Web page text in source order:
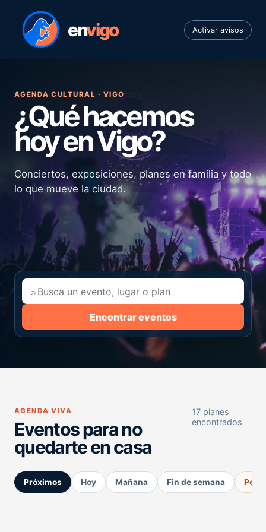
envigo Activar avisos
AGENDA CULTURAL · VIGO
¿Qué hacemos
hoy en Vigo?
Conciertos, exposiciones, planes en familia y todo
lo que mueve la ciudad.
⌕
Encontrar eventos
AGENDA VIVA
Eventos para no
quedarte en casa
17 planes
encontrados
Próximos Hoy Mañana Fin de semana